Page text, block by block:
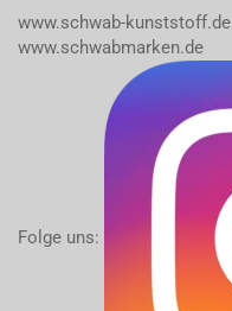
www.schwab-kunststoff.de
www.schwabmarken.de
Folge uns: